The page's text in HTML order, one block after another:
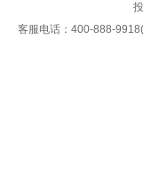
客服电话：400-888-